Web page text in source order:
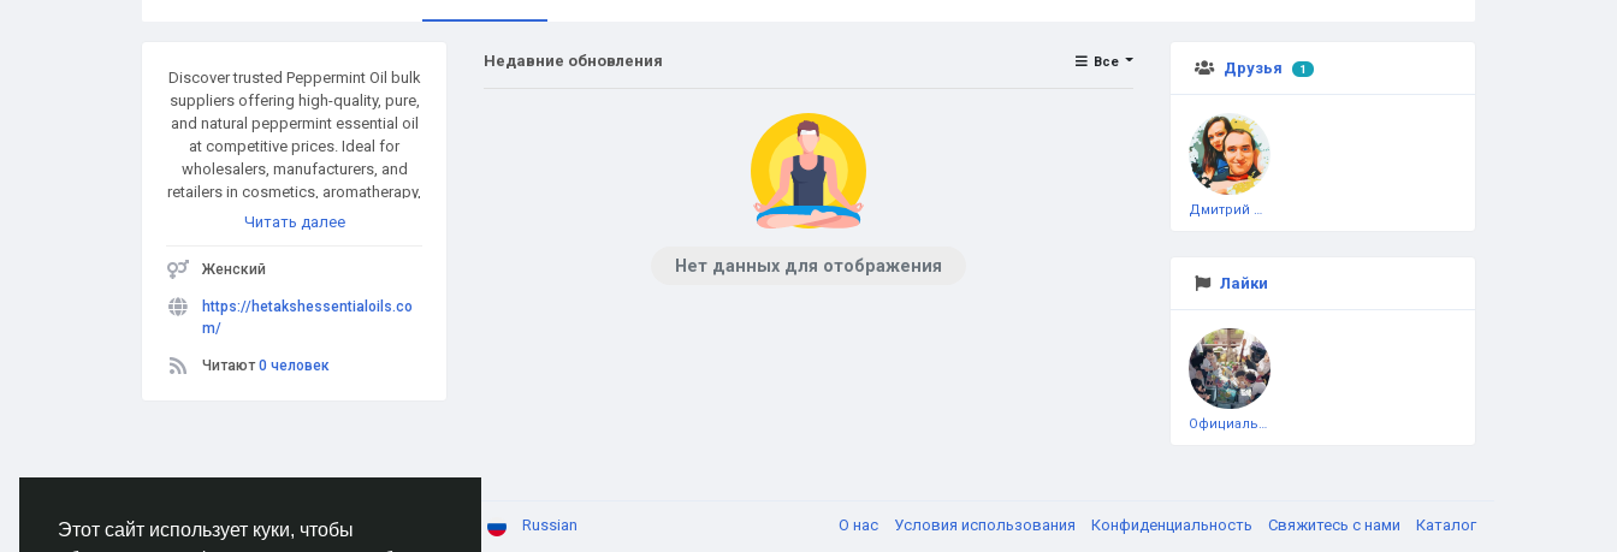
Этот сайт использует куки, чтобы
Discover trusted Peppermint Oil bulk
suppliers offering high-quality, pure,
and natural peppermint essential oil
at competitive prices. Ideal for
wholesalers, manufacturers, and
retailers in cosmetics, aromatherapy,
and pharmaceuticals. Bulk quantities
global shipping. Partner with reliable
suppliers for consistent quality and
supply.
Читать далее
Женский
https://hetakshessentialoils.co
m/
Читают0 человек
Друзья 1
Дмитрий Чеботарёв
Лайки
Официальная тестовая страница
Недавние обновления Все
Нет данных для отображения
© 2026 AnimeSocial.SU - Первая аниме сеть! Russian О нас Условия использования Конфиденциальность Свяжитесь с нами Каталог